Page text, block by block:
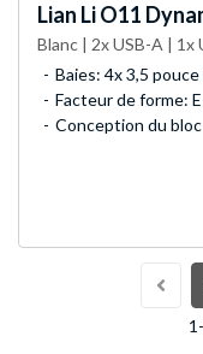
Lian LiO11
Blanc | 2x USB-A | 1x
Baies: 4x 3,5
Facteur de forme:
Conception du